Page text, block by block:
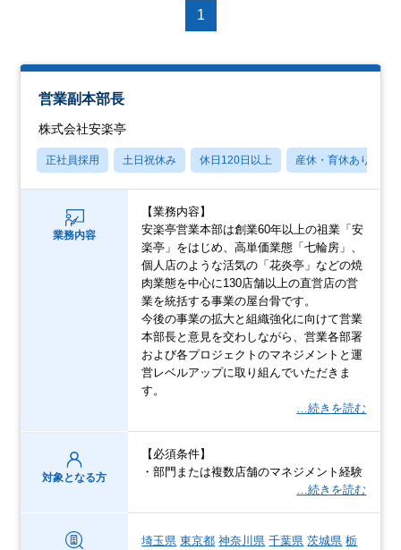
1
営業副本部長
株式会社安楽亭
正社員採用 土日祝休み 休日120日以上 産休・育休あり
業務内容
【業務内容】
安楽亭営業本部は創業60年以上の祖業「安
楽亭」をはじめ、高単価業態「七輪房」、
個人店のような活気の「花炎亭」などの焼
肉業態を中心に130店舗以上の直営店の営
業を統括する事業の屋台骨です。
今後の事業の拡大と組織強化に向けて営業
本部長と意見を交わしながら、営業各部署
および各プロジェクトのマネジメントと運
営レベルアップに取り組んでいただきま
す。
…続きを読む
対象となる方
【必須条件】
・部門または複数店舗のマネジメント経験
…続きを読む
埼玉県 東京都 神奈川県 千葉県 茨城県 栃